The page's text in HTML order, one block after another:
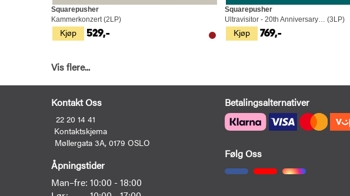
Kjøp
Squarepusher
Kammerkonzert (2LP)
529,- Kjøp
Squarepusher
Ultravisitor - 20th Anniversary… (3LP)
769,-
Vis flere...
Kontakt Oss
22 20 14 41
Kontaktskjema
Møllergata 3A, 0179 OSLO
Åpningstider
Man–fre: 10:00 - 18:00
Betalingsalternativer
Følg Oss